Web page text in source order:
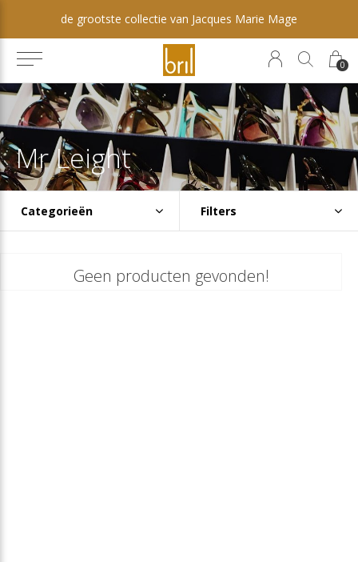
0
de grootste collectie van Jacques Marie Mage
Mr Leight
Categorieën Filters
Geen producten gevonden!